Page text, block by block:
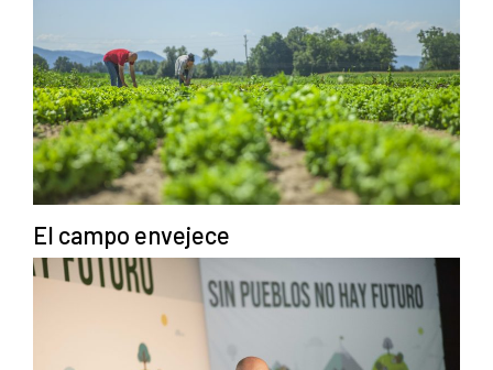
El campo envejece